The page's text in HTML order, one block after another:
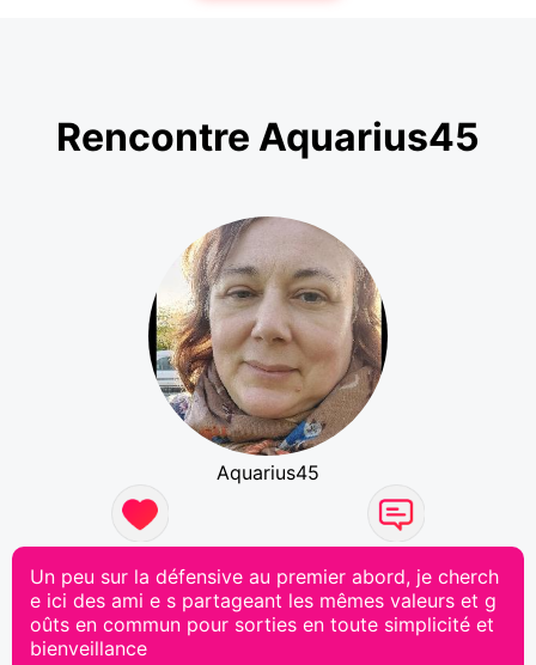
Rencontre Aquarius45
Aquarius45
Un peu sur la défensive au premier abord, je cherch
e ici des ami e s partageant les mêmes valeurs et g
oûts en commun pour sorties en toute simplicité et
bienveillance